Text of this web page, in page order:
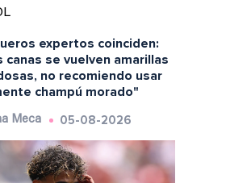
expertos coinciden:
canas se vuelven amarillas
no recomiendo usar
champú morado"
Meca 05-08-2026